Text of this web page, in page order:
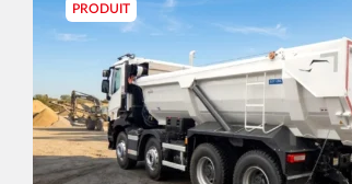
PRODUIT